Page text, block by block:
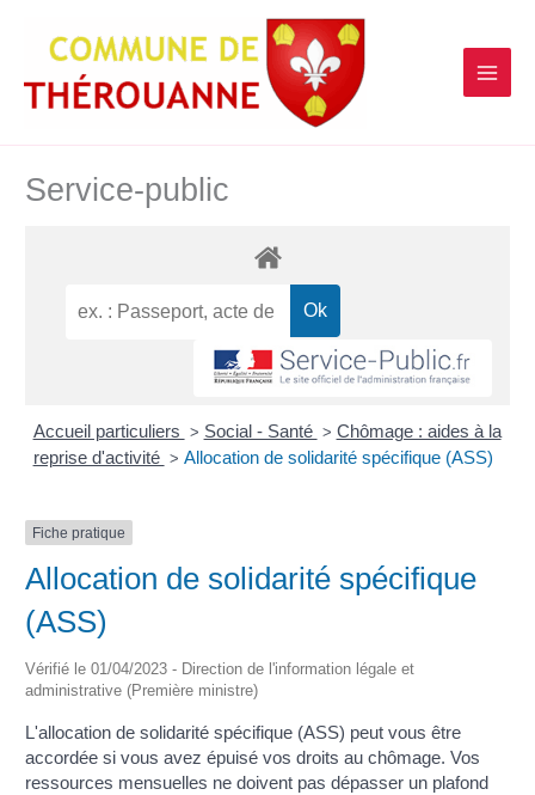
contenu
Service-public
Accueil particuliers > Social - Santé > Chômage : aides à la
reprise d'activité > Allocation de solidarité spécifique (ASS)
Fiche pratique
Allocation de solidarité spécifique
(ASS)
Vérifié le 01/04/2023 - Direction de l'information légale et
administrative (Première ministre)
L'allocation de solidarité spécifique (ASS) peut vous être
accordée si vous avez épuisé vos droits au chômage. Vos
ressources mensuelles ne doivent pas dépasser un plafond